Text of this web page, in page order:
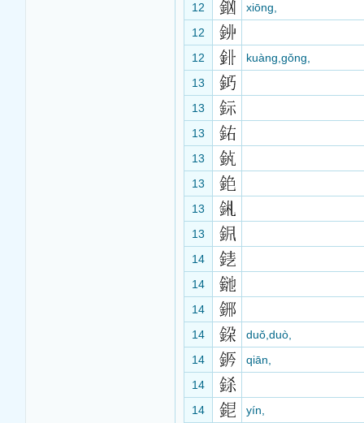
12
xiōng,
12
12
kuàng,gǒng,
13
13
13
13
13
13
13
14
14
14
14
duǒ,duò,
14
qiān,
14
14
yín,